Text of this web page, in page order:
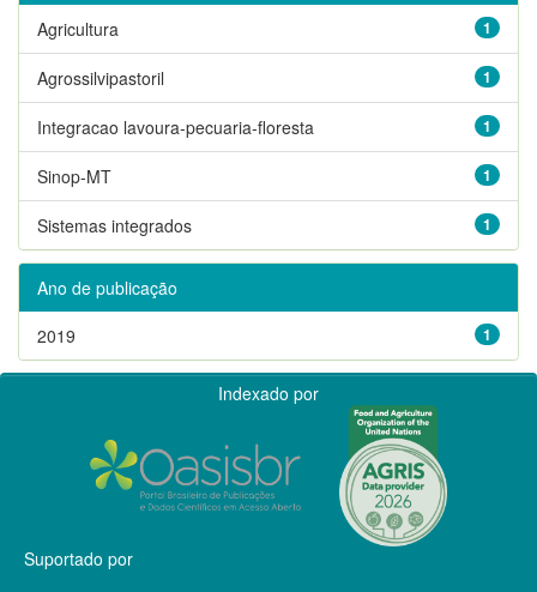
1
Agricultura
1
Agrossilvipastoril
1
Integracao lavoura-pecuaria-floresta
1
Sinop-MT
1
Sistemas integrados
Ano de publicação
1
2019
Indexado por
Suportado por